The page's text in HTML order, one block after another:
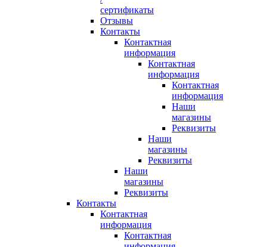
сертификаты
Отзывы
Контакты
Контактная
информация
Контактная
информация
Контактная
информация
Наши
магазины
Реквизиты
Наши
магазины
Реквизиты
Наши
магазины
Реквизиты
Контакты
Контактная
информация
Контактная